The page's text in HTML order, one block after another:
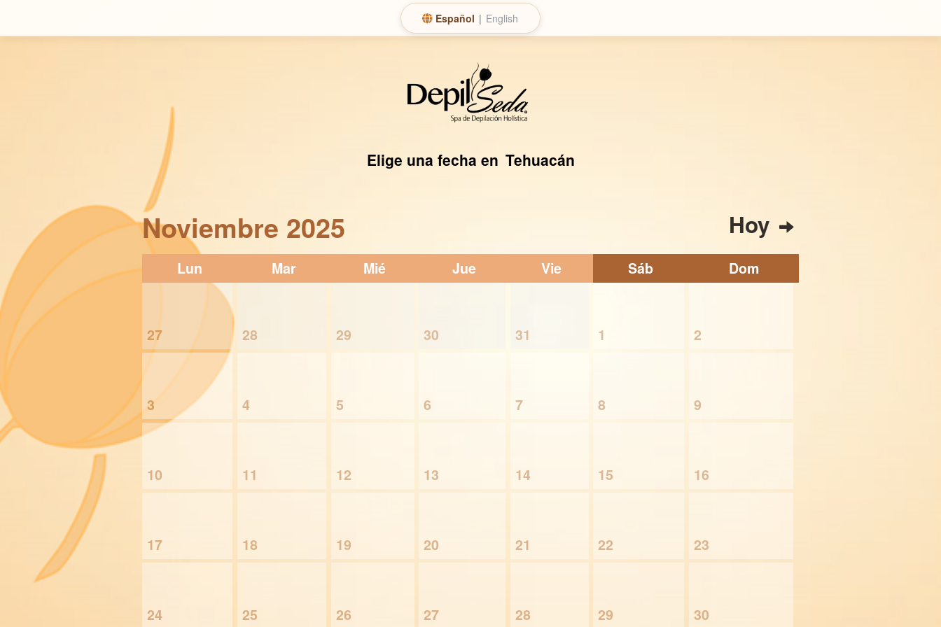
Español | English
Elige una fecha en Tehuacán
Noviembre 2025 Hoy
Lun Mar Mié Jue Vie Sáb Dom
27 28 29 30 31 1 2
3 4 5 6 7 8 9
10 11 12 13 14 15 16
17 18 19 20 21 22 23
24 25 26 27 28 29 30